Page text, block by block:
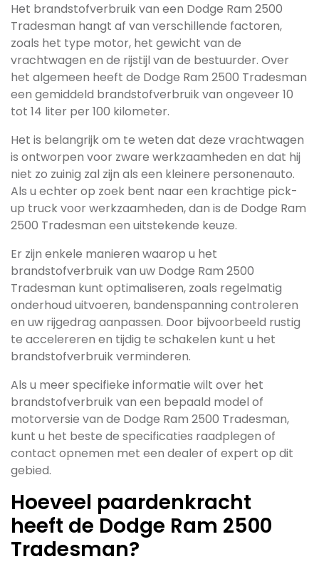
Het brandstofverbruik van een Dodge Ram 2500
Tradesman hangt af van verschillende factoren,
zoals het type motor, het gewicht van de
vrachtwagen en de rijstijl van de bestuurder. Over
het algemeen heeft de Dodge Ram 2500 Tradesman
een gemiddeld brandstofverbruik van ongeveer 10
tot 14 liter per 100 kilometer.
Het is belangrijk om te weten dat deze vrachtwagen
is ontworpen voor zware werkzaamheden en dat hij
niet zo zuinig zal zijn als een kleinere personenauto.
Als u echter op zoek bent naar een krachtige pick-
up truck voor werkzaamheden, dan is de Dodge Ram
2500 Tradesman een uitstekende keuze.
Er zijn enkele manieren waarop u het
brandstofverbruik van uw Dodge Ram 2500
Tradesman kunt optimaliseren, zoals regelmatig
onderhoud uitvoeren, bandenspanning controleren
en uw rijgedrag aanpassen. Door bijvoorbeeld rustig
te accelereren en tijdig te schakelen kunt u het
brandstofverbruik verminderen.
Als u meer specifieke informatie wilt over het
brandstofverbruik van een bepaald model of
motorversie van de Dodge Ram 2500 Tradesman,
kunt u het beste de specificaties raadplegen of
contact opnemen met een dealer of expert op dit
gebied.
Hoeveel paardenkracht
heeft de Dodge Ram 2500
Tradesman?